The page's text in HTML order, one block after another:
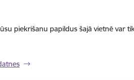
piekrišanu papildus šajā vietnē var